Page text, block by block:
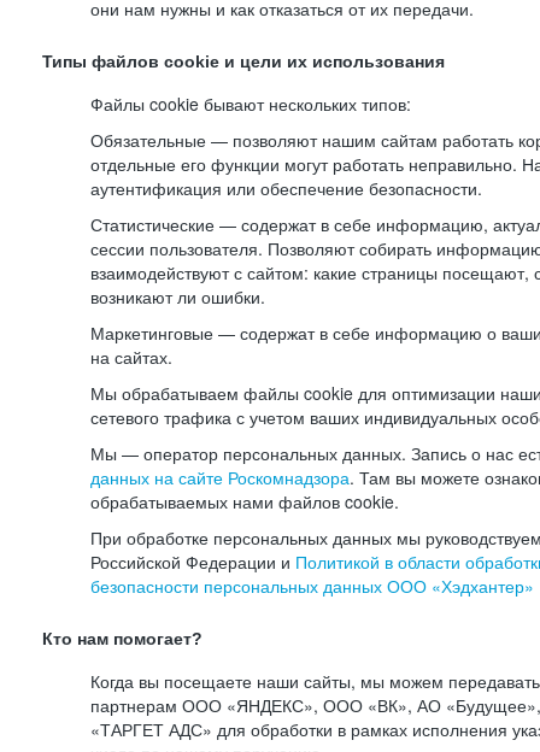
они нам нужны и как отказаться от их передачи.
Типы файлов cookie и цели их использования
Файлы cookie бывают нескольких типов:
Обязательные — позволяют нашим сайтам работать
отдельные его функции могут работать неправильно.
аутентификация или обеспечение безопасности.
Статистические — содержат в себе информацию,
сессии пользователя. Позволяют собирать
взаимодействуют с сайтом: какие страницы посещают,
возникают ли ошибки.
Маркетинговые — содержат в себе информацию о
на сайтах.
Мы обрабатываем файлы cookie для оптимизации
сетевого трафика с учетом ваших индивидуальных
Мы — оператор персональных данных. Запись о нас
данных на сайте Роскомнадзора. Там вы можете
обрабатываемых нами файлов cookie.
При обработке персональных данных мы
Российской Федерации и Политикой в области
безопасности персональных данных ООО «Хэдхантер»
Кто нам помогает?
Когда вы посещаете наши сайты, мы можем
партнерам ООО «ЯНДЕКС», ООО «ВК», АО
«ТАРГЕТ АДС» для обработки в рамках исполнения